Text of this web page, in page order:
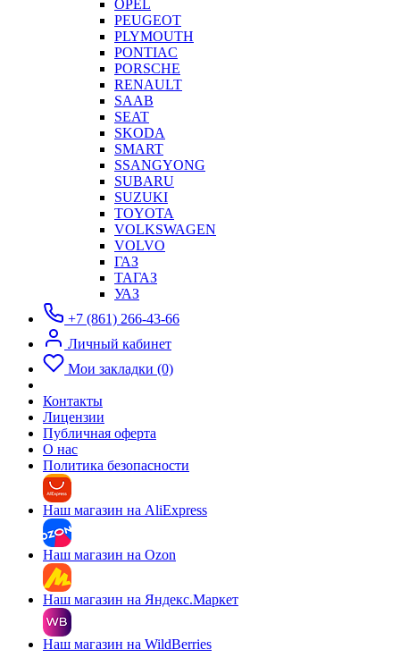
OPEL
PEUGEOT
PLYMOUTH
PONTIAC
PORSCHE
RENAULT
SAAB
SEAT
SKODA
SMART
SSANGYONG
SUBARU
SUZUKI
TOYOTA
VOLKSWAGEN
VOLVO
ГАЗ
ТАГАЗ
УАЗ
+7 (861) 266-43-66
Личный кабинет
Мои закладки (0)
Контакты
Лицензии
Публичная оферта
О нас
Политика безопасности
Наш магазин на AliExpress
Наш магазин на Ozon
Наш магазин на Яндекс.Маркет
Наш магазин на WildBerries